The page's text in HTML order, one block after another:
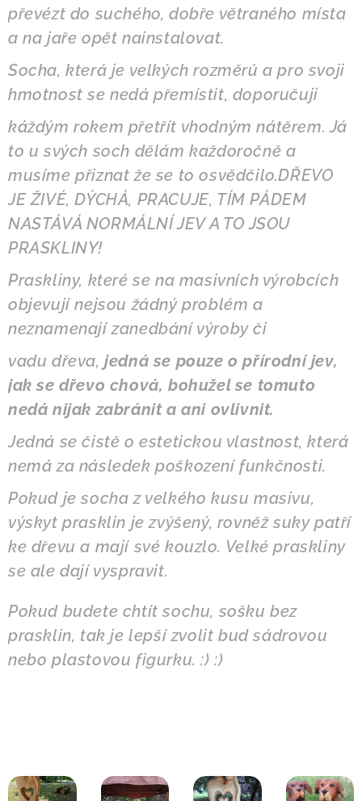
převézt do suchého, dobře větraného místa
a na jaře opět nainstalovat.
Socha, která je velkých rozměrů a pro svoji
hmotnost se nedá přemístit, doporučuji
káždým rokem přetřít vhodným nátěrem. Já
to u svých soch dělám každoročně a
musíme přiznat že se to osvědčilo.DŘEVO
JE ŽIVÉ, DÝCHÁ, PRACUJE, TÍM PÁDEM
NASTÁVÁ NORMÁLNÍ JEV A TO JSOU
PRASKLINY!
Praskliny, které se na masivních výrobcích
objevují nejsou žádný problém a
neznamenajízanedbání výroby či
vadu dřeva,jedná se pouze o přírodní jev,
jak se dřevo chová, bohužel se tomuto
nedá nijak zabránit a ani ovlivnit.
Jedná se čistě o estetickou vlastnost, která
nemá za následek poškození funkčnosti.
Pokud je socha z velkého kusu masivu,
výskyt prasklin je zvýšený, rovněž suky patří
ke dřevu a mají své kouzlo. Velké praskliny
se ale dají vyspravit.
Pokud budete chtít sochu, sošku bez
prasklin, tak je lepší zvolit bud sádrovou
nebo plastovou figurku. :) :)